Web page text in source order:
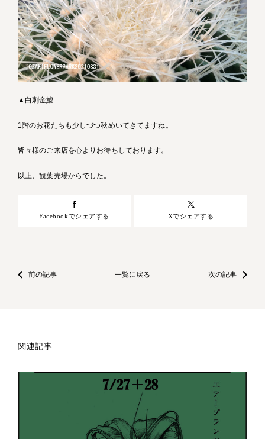
▲白刺金鯱
1階のお花たちも少しづつ秋めいてきてますね。
皆々様のご来店を心よりお待ちしております。
以上、観葉売場からでした。
Facebookでシェアする Xでシェアする
前の記事 一覧に戻る 次の記事
関連記事